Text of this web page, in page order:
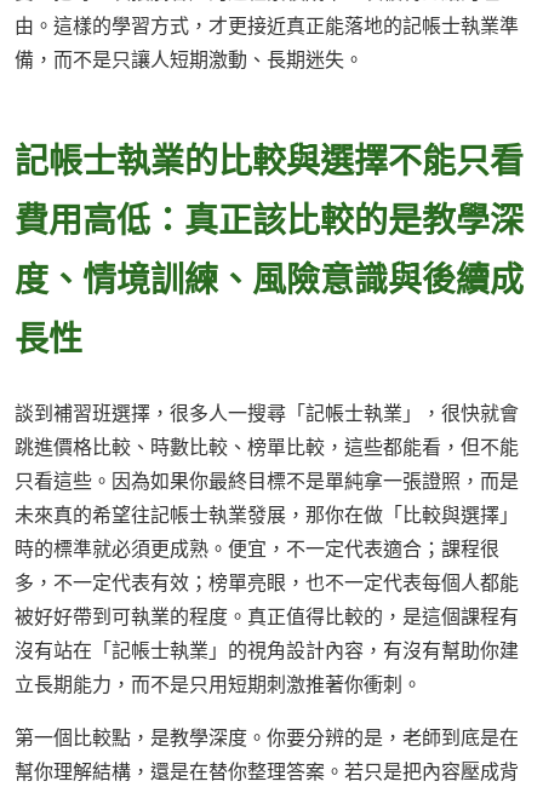
由。這樣的學習方式，才更接近真正能落地的記帳士執業準
備，而不是只讓人短期激動、長期迷失。
記帳士執業的比較與選擇不能只看
費用高低：真正該比較的是教學深
度、情境訓練、風險意識與後續成
長性
談到補習班選擇，很多人一搜尋「記帳士執業」，很快就會
跳進價格比較、時數比較、榜單比較，這些都能看，但不能
只看這些。因為如果你最終目標不是單純拿一張證照，而是
未來真的希望往記帳士執業發展，那你在做「比較與選擇」
時的標準就必須更成熟。便宜，不一定代表適合；課程很
多，不一定代表有效；榜單亮眼，也不一定代表每個人都能
被好好帶到可執業的程度。真正值得比較的，是這個課程有
沒有站在「記帳士執業」的視角設計內容，有沒有幫助你建
立長期能力，而不是只用短期刺激推著你衝刺。
第一個比較點，是教學深度。你要分辨的是，老師到底是在
幫你理解結構，還是在替你整理答案。若只是把內容壓成背